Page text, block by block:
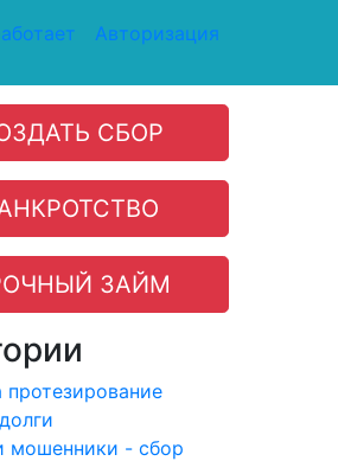
Авторизация
СБОР
ЗАЙМ
мошенники - сбор